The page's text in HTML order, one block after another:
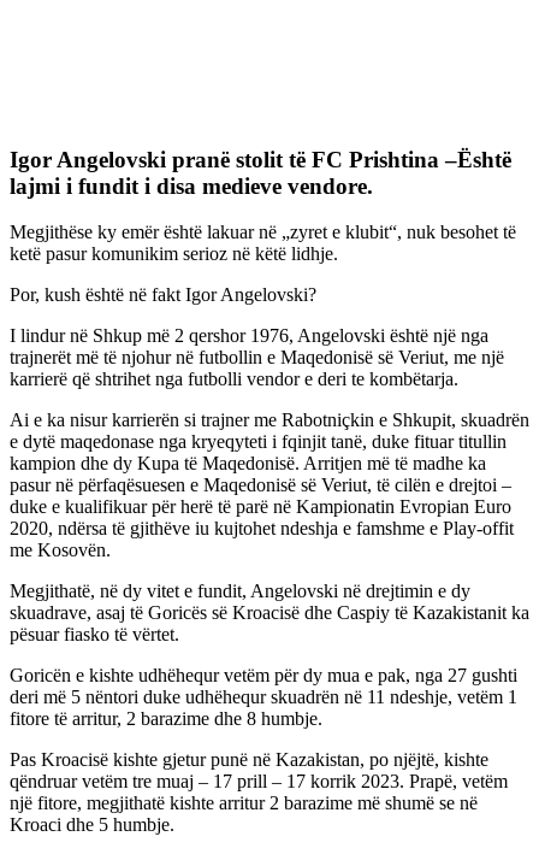
Igor Angelovski pranë stolit të FC Prishtina –Është
lajmi i fundit i disa medieve vendore.
Megjithëse ky emër është lakuar në „zyret e klubit“, nuk besohet të
ketë pasur komunikim serioz në këtë lidhje.
Por, kush është në fakt Igor Angelovski?
I lindur në Shkup më 2 qershor 1976, Angelovski është një nga
trajnerët më të njohur në futbollin e Maqedonisë së Veriut, me një
karrierë që shtrihet nga futbolli vendor e deri te kombëtarja.
Ai e ka nisur karrierën si trajner me Rabotniçkin e Shkupit, skuadrën
e dytë maqedonase nga kryeqyteti i fqinjit tanë, duke fituar titullin
kampion dhe dy Kupa të Maqedonisë. Arritjen më të madhe ka
pasur në përfaqësuesen e Maqedonisë së Veriut, të cilën e drejtoi –
duke e kualifikuar për herë të parë në Kampionatin Evropian Euro
2020, ndërsa të gjithëve iu kujtohet ndeshja e famshme e Play-offit
me Kosovën.
Megjithatë, në dy vitet e fundit, Angelovski në drejtimin e dy
skuadrave, asaj të Goricës së Kroacisë dhe Caspiy të Kazakistanit ka
pësuar fiasko të vërtet.
Goricën e kishte udhëhequr vetëm për dy mua e pak, nga 27 gushti
deri më 5 nëntori duke udhëhequr skuadrën në 11 ndeshje, vetëm 1
fitore të arritur, 2 barazime dhe 8 humbje.
Pas Kroacisë kishte gjetur punë në Kazakistan, po njëjtë, kishte
qëndruar vetëm tre muaj – 17 prill – 17 korrik 2023. Prapë, vetëm
një fitore, megjithatë kishte arritur 2 barazime më shumë se në
Kroaci dhe 5 humbje.